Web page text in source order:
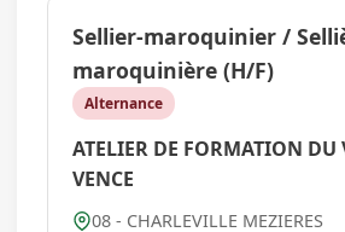
Sellier-maroquinier /
maroquinière (H/F)
Alternance
ATELIER DE FORMATION DU
VENCE
08 - CHARLEVILLE MEZIERES